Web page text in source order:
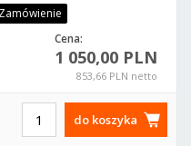
Cena:
1 050,00 PLN
853,66 PLN netto
do koszyka